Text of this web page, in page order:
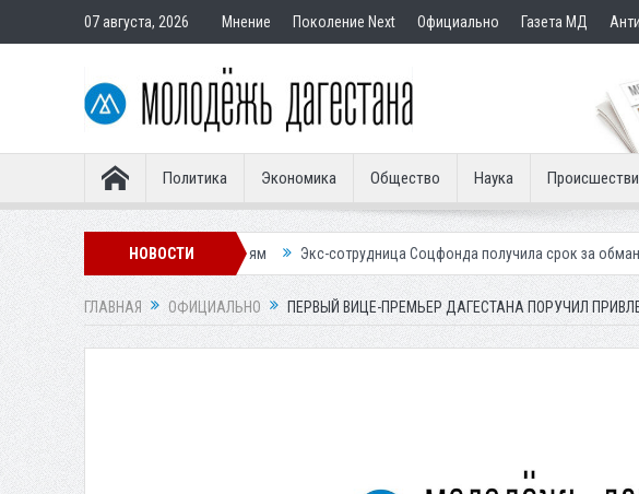
07 августа, 2026 Мнение Поколение Next Официально Газета МД
Политика Экономика Общество Наука
НОВОСТИ
покупателям Экс-сотрудница Соцфонда получила срок за обман клиентов
ГЛАВНАЯ ОФИЦИАЛЬНО ПЕРВЫЙ ВИЦЕ-ПРЕМЬЕР ДАГЕСТАНА ПОРУЧИЛ